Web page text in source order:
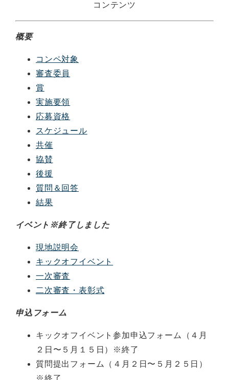
コンテンツ
概要
コンペ対象
審査委員
賞
実施要領
応募資格
スケジュール
共催
協賛
後援
質問＆回答
結果
イベント※終了しました
現地説明会
キックオフイベント
一次審査
二次審査・表彰式
申込フォーム
キックオフイベント参加申込フォーム（４月
２日〜５月１５日）※終了
質問提出フォーム（４月２日〜５月２５日）
※終了